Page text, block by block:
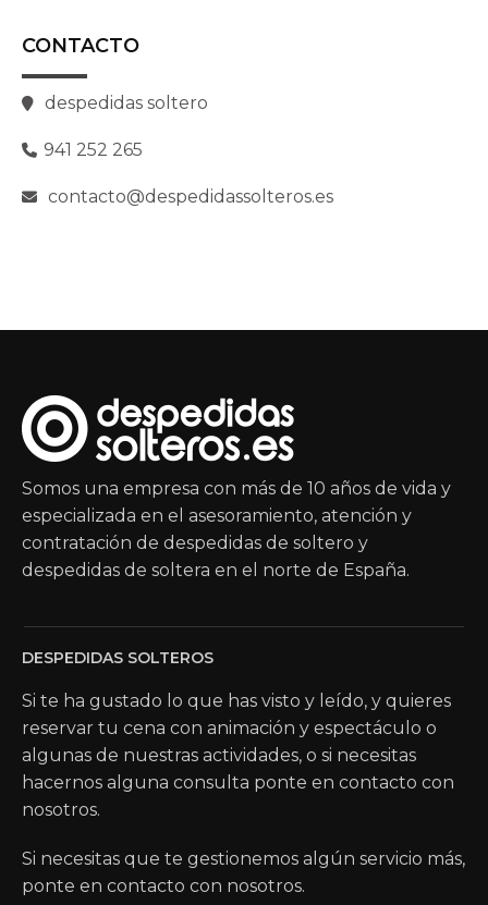
CONTACTO
despedidas soltero
941 252 265
contacto@despedidassolteros.es
Somos una empresa con más de 10 años de vida y
especializada en el asesoramiento, atención y
contratación de despedidas de soltero y
despedidas de soltera en el norte de España.
DESPEDIDAS SOLTEROS
Si te ha gustado lo que has visto y leído, y quieres
reservar tu cena con animación y espectáculo o
algunas de nuestras actividades, o si necesitas
hacernos alguna consulta ponte en contacto con
nosotros.
Si necesitas que te gestionemos algún servicio más,
ponte en contacto con nosotros.